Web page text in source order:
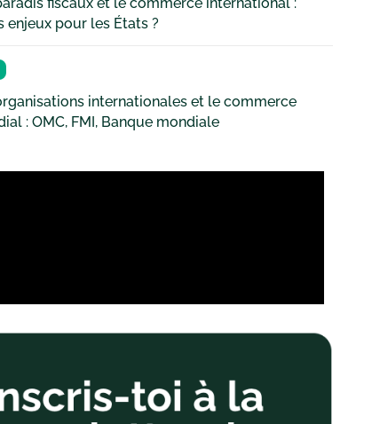
enjeux pour les États ?
internationales et le commerce
: OMC, FMI, Banque mondiale